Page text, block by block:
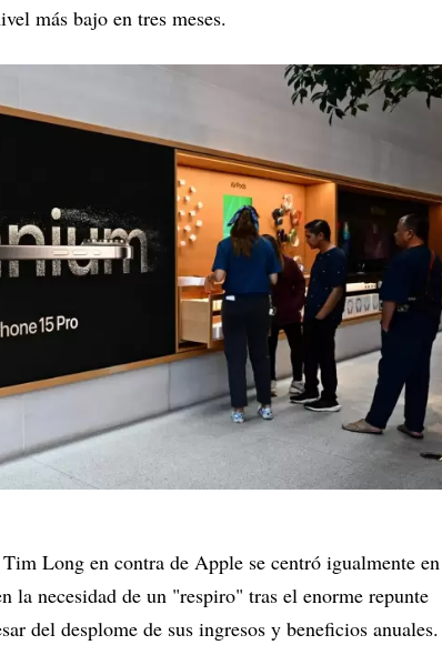
más bajo en tres meses.
Long en contra de Apple se centró igualmente en
la necesidad de un "respiro" tras el enorme repunte
del desplome de sus ingresos y beneficios anuales.